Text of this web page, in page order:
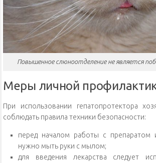
Повышенное слюноотделение не является
Меры личной
При использовании гепатопротектора
соблюдать правила техники безопасности:
перед началом работы с препаратом
нужно мыть руки с мылом;
для введения лекарства следует